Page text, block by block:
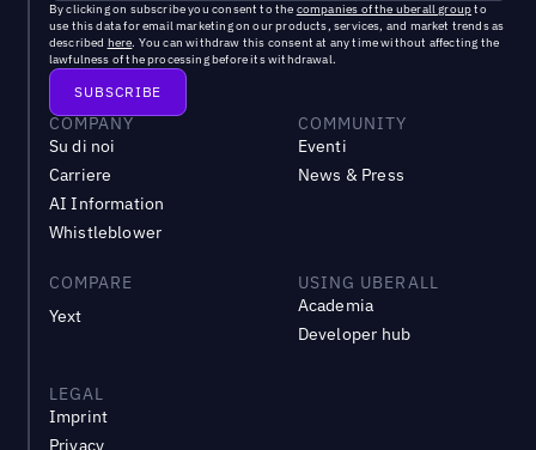
By clicking on subscribe you consent to the companies of the uberall groupto
use this data for email marketing on our products, services, and market trends as
described here. You can withdraw this consent at any time without affecting the
lawfulness of the processing before its withdrawal.
COMPANY
Su di noi
Carriere
AI Information
Whistleblower
COMMUNITY
Eventi
News & Press
COMPARE
Yext
USING UBERALL
Academia
Developer hub
LEGAL
Imprint
Privacy